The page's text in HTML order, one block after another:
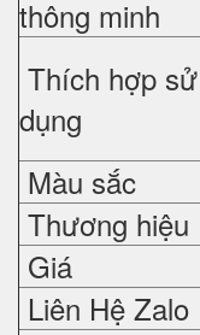
thông minh
Thích hợp sử
dụng
Màu sắc
Thương hiệu
Giá
Liên Hệ Zalo